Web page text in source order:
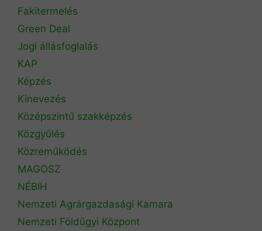
Fakitermelés
Green Deal
Jogi állásfoglalás
KAP
Képzés
Kinevezés
Középszintű szakképzés
Közgyűlés
Közreműködés
MAGOSZ
NÉBIH
Nemzeti Agrárgazdasági Kamara
Nemzeti Földügyi Központ